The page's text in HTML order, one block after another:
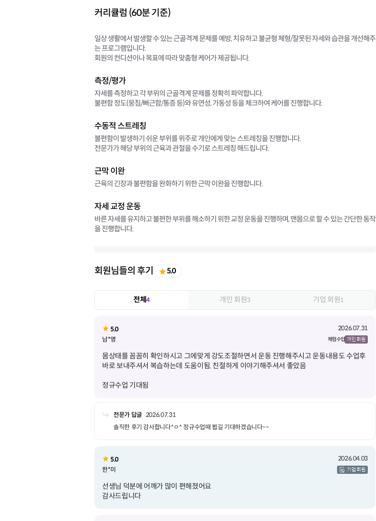
커리큘럼 (60분 기준)
일상 생활에서 발생할 수 있는 근골격계 문제를 예방, 치유하고 불균형 체형/잘못된 자세와 습관을 개선해주
는 프로그램입니다.
회원의 컨디션이나 목표에 따라 맞춤형 케어가 제공됩니다.
측정/평가
자세를 측정하고 각 부위의 근골격계 문제를 정확히 파악합니다.
불편함 정도(뭉침/뻐근함/통증 등)와 유연성, 가동성 등을 체크하여 케어를 진행합니다.
수동적 스트레칭
불편함이 발생하기 쉬운 부위를 위주로 개인에게 맞는 스트레칭을 진행합니다.
전문가가 해당 부위의 근육과 관절을 수기로 스트레칭 해드립니다.
근막 이완
근육의 긴장과 불편함을 완화하기 위한 근막 이완을 진행합니다.
자세 교정 운동
바른 자세를 유지하고 불편한 부위를 해소하기 위한 교정 운동을 진행하며, 맨몸으로 할 수 있는 간단한 동작
을 진행합니다.
회원님들의 후기 5.0
전체4 개인 회원3 기업 회원1
5.0
2026.07.31
남*영
체험 수업 개인 회원
몸상태를 꼼꼼히 확인하시고 그에맞게 강도조절하면서 운동 진행해주시고 운동내용도 수업후
정규수업 기대됨
전문가 답글 2026.07.31
솔직한 후기 감사합니다^ㅇ^ 정규수업때 뵙길 기대하겠습니다~~
5.0
2026.04.03
한*미
기업 회원
선생님 덕분에 어깨가 많이 편해졌어요
감사드립니다